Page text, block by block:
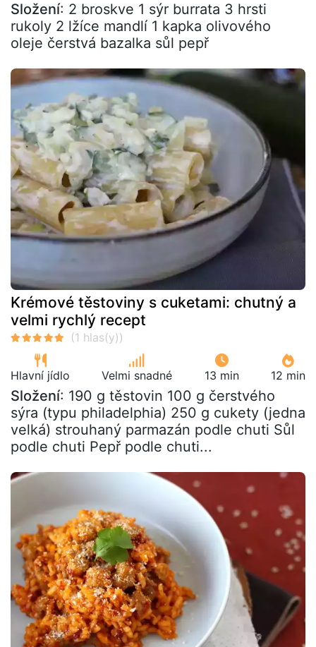
Složení: 2 broskve 1 sýr burrata 3 hrsti
rukoly 2 lžíce mandlí 1 kapka olivového
oleje čerstvá bazalka sůl pepř
Krémové těstoviny s cuketami: chutný a
velmi rychlý recept
Hlavní jídlo Velmi snadné 13 min 12 min
Složení: 190 g těstovin 100 g čerstvého
sýra (typu philadelphia) 250 g cukety (jedna
velká) strouhaný parmazán podle chuti Sůl
podle chuti Pepř podle chuti...